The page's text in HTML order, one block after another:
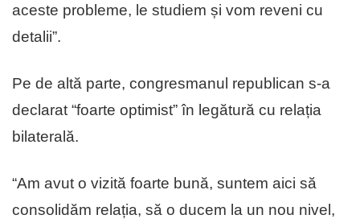
aceste probleme, le studiem și vom reveni cu
detalii”.
Pe de altă parte, congresmanul republican s-a
declarat “foarte optimist” în legătură cu relația
bilaterală.
“Am avut o vizită foarte bună, suntem aici să
consolidăm relația, să o ducem la un nou nivel,